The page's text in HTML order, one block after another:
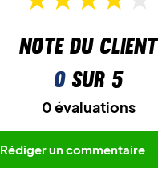
Note du client
0sur 5
0 évaluations
Rédiger un commentaire